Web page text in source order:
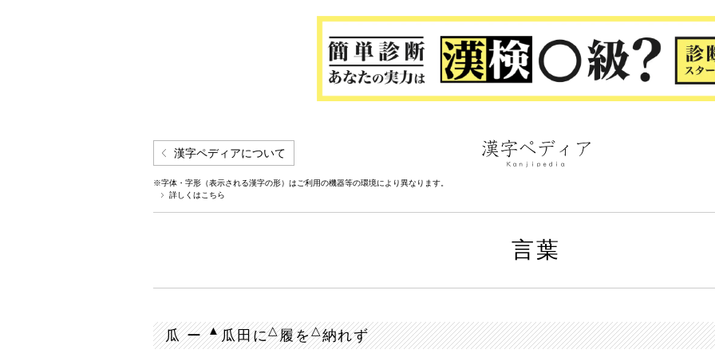
漢字ペディアについて
※字体・字形（表示される漢字の形）はご利用の機器等の環境により異なります。
詳しくはこちら
言葉
瓜 ー▲瓜田に△履を△納れず